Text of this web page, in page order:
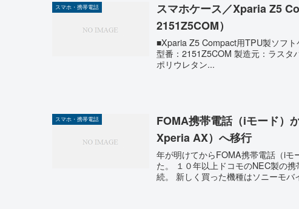
スマホ・携帯電話
スマホケース／Xparia Z5
2151Z5COM）
■Xparia Z5 Compact用TPU製ソフ
型番：2151Z5COM 製造元：ラスタ
ポリウレタン...
スマホ・携帯電話
FOMA携帯電話（iモード）
Xperia AX）へ移行
年が明けてからFOMA携帯電話（i
た。 １０年以上ドコモのNEC製の
続。 新しく買った機種はソニーモバ